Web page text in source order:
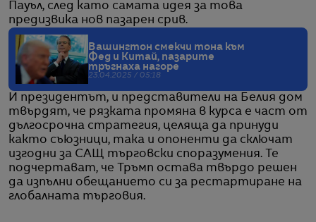
Пауъл, след като самата идея за това
предизвика нов пазарен срив.
Вашингтон смекчи тона към
Фед и Китай, пазарите
тръгнаха нагоре
23.04.2025 / 05:18
И президентът, и представители на Белия дом
твърдят, че рязката промяна в курса е част от
дългосрочна стратегия, целяща да принуди
както съюзници, така и опоненти да сключат
изгодни за САЩ търговски споразумения. Те
подчертават, че Тръмп остава твърдо решен
да изпълни обещанието си за рестартиране на
глобалната търговия.